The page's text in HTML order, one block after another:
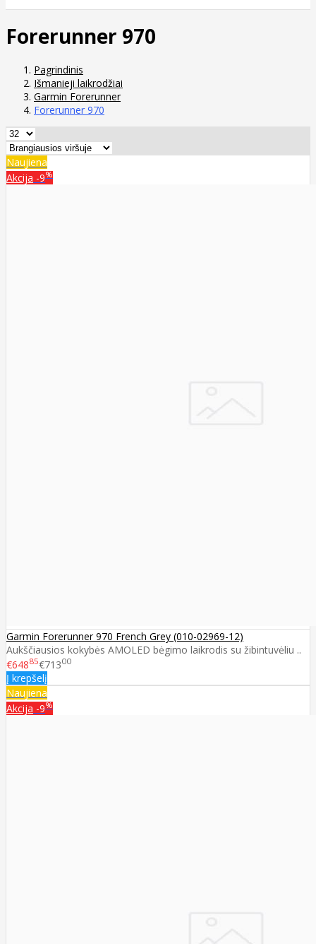
Forerunner 970
Pagrindinis
Išmanieji laikrodžiai
Garmin Forerunner
Forerunner 970
Naujiena
Akcija -9%
Garmin Forerunner 970 French Grey (010-02969-12)
Aukščiausios kokybės AMOLED bėgimo laikrodis su žibintuvėliu ..
€64885€71300
Į krepšelį
Naujiena
Akcija -9%